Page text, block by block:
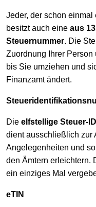
Jeder, der schon
besitzt auch eine aus
Steuernummer. Die
Zuordnung Ihrer
bis Sie umziehen und
Finanzamt ändert.
Die elfstellige Steuer-ID
dient ausschließlich zur
Angelegenheiten und
den Ämtern erleichtern.
ein einziges Mal
eTIN